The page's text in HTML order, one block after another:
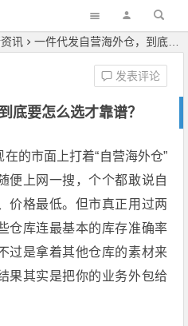
讯 一件代发自营海外仓，到底要怎么选才靠谱？
底要怎么选才靠谱？
发表评论
的市面上打着“自营海外仓”
便上网一搜，个个都敢说自
价格最低。但市真正用过两
仓库连最基本的库存准确率
过是拿着其他仓库的素材来
果其实是把你的业务外包给